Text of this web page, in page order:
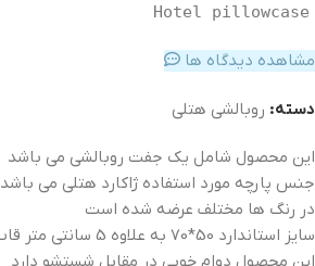
Hotel pillowcase
مشاهده دیدگاه ها
دسته: روبالشی هتلی
این محصول شامل یک جفت روبالشی می باشد
جنس پارچه مورد استفاده ژاکارد هتلی می باشد
در رنگ ها مختلف عرضه شده است
سایز استاندارد 50*70 به علاوه 5 سانتی متر قاب
این محصول دوام خوبی در مقابل شستشو دارد